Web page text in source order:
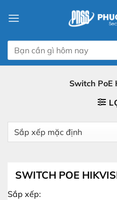
đến
dung
Tìm
kiếm:
Switch PoE
SWITCH POE
Sắp xếp: